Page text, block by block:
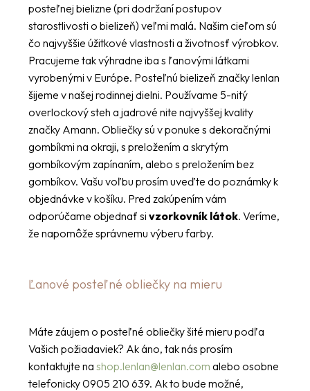
posteľnej bielizne (pri dodržaní postupov
starostlivosti o bielizeň) veľmi malá. Našim cieľom sú
čo najvyššie úžitkové vlastnosti a životnosť výrobkov.
Pracujeme tak výhradne iba s ľanovými látkami
vyrobenými v Európe. Posteľnú bielizeň značky lenlan
šijeme v našej rodinnej dielni. Používame 5-nitý
overlockový steh a jadrové nite najvyššej kvality
značky Amann. Obliečky sú v ponuke s dekoračnými
gombíkmi na okraji, s preložením a skrytým
gombíkovým zapínaním, alebo s preložením bez
gombíkov. Vašu voľbu prosím uveďte do poznámky k
objednávke v košíku. Pred zakúpením vám
odporúčame objednať si vzorkovník látok. Veríme,
že napomôže správnemu výberu farby.
Ľanové posteľné obliečky na mieru
Máte záujem o posteľné obliečky šité mieru podľa
Vašich požiadaviek? Ak áno, tak nás prosím
kontaktujte na shop.lenlan@lenlan.com alebo osobne
telefonicky 0905 210 639. Ak to bude možné,